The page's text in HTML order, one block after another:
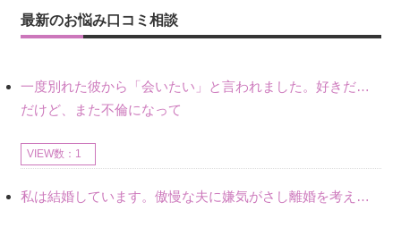
最新のお悩み口コミ相談
一度別れた彼から「会いたい」と言われました。好きだけど不倫だから別れたので、私もまだ好きだし会いたい気持ちはあります。
だけど、また不倫になって
VIEW数：1
私は結婚しています。傲慢な夫に嫌気がさし離婚を考えていたときに、彼と出会いました。彼には恋人がいましたが、話をするうちに、夫とのことを相談するようにな